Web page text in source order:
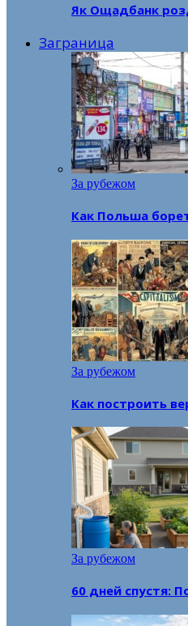
Як Ощадбанк
Заграница
За рубежом
Как Польша
За рубежом
Как построить
За рубежом
60 дней спустя: